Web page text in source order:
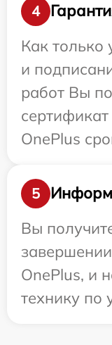
4
Как только
и
работ Вы
OnePlus
5
Вы
OnePlus, и
технику по